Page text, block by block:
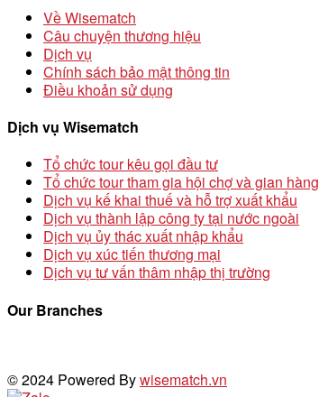
Về Wisematch
Câu chuyện thương hiệu
Dịch vụ
Chính sách bảo mật thông tin
Điều khoản sử dụng
Dịch vụ Wisematch
Tổ chức tour kêu gọi đầu tư
Tổ chức tour tham gia hội chợ và gian hàng
Dịch vụ kế khai thuế và hỗ trợ xuất khẩu
Dịch vụ thành lập công ty tại nước ngoài
Dịch vụ ủy thác xuất nhập khẩu
Dịch vụ xúc tiến thương mại
Dịch vụ tư vấn thâm nhập thị trường
Our Branches
© 2024 Powered Bywisematch.vn